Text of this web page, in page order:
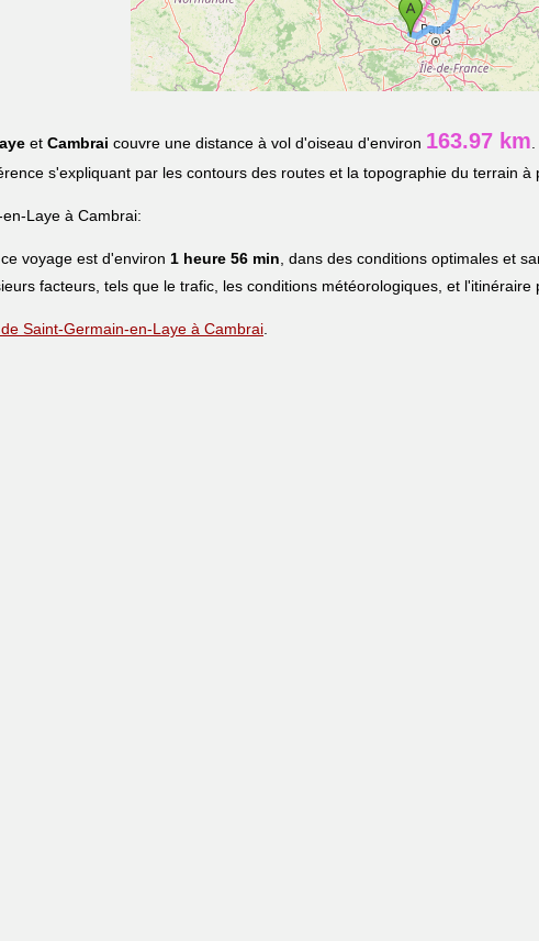
et Cambrai couvre une distance à vol d'oiseau d'environ 163.97 km
s'expliquant par les contours des routes et la topographie du terrain à
Laye à Cambrai:
voyage est d'environ 1 heure 56 min , dans des conditions optimales et
facteurs, tels que le trafic, les conditions météorologiques, et l'itinéraire
Saint-Germain-en-Laye à Cambrai